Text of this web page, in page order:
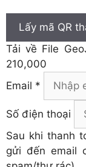
Lấy mã QR
Tải về File
210,000
Email *
Số điện thoại
Sau khi thanh
gửi đến email